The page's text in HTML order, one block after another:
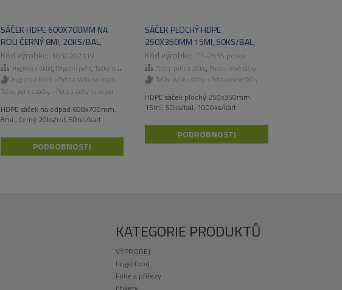
SÁČEK HDPE 600X700MM NA
ROLI ČERNÝ 8MI, 20KS/BAL,
50BAL/KART 1030202119
Hygiena a úklid, Odpadní pytle, Tašky, pytle a sáčky ,Odpadní pytle
Hygiena a úklid->Pytle a sáčky na odpad,
Tašky, pytle a sáčky->Pytle a sáčky na odpad
HDPE sáček na odpad 600x700mm,
8mi , černý 20ks/rol, 50rol/kart
PODROBNOSTI
SÁČEK PLOCHÝ HDPE
250X350MM 15MI, 50KS/BAL,
1000KS/KARTT1-2535 polep
Tašky, pytle a sáčky, Potravinové sáčky
Tašky, pytle a sáčky->Potravinové sáčky
HDPE sáček plochý 250x350mm
15mi, 50ks/bal, 1000ks/kart
PODROBNOSTI
KATEGORIE PRODUKTŮ
VÝPRODEJ
fingerfood
Folie a přířezy